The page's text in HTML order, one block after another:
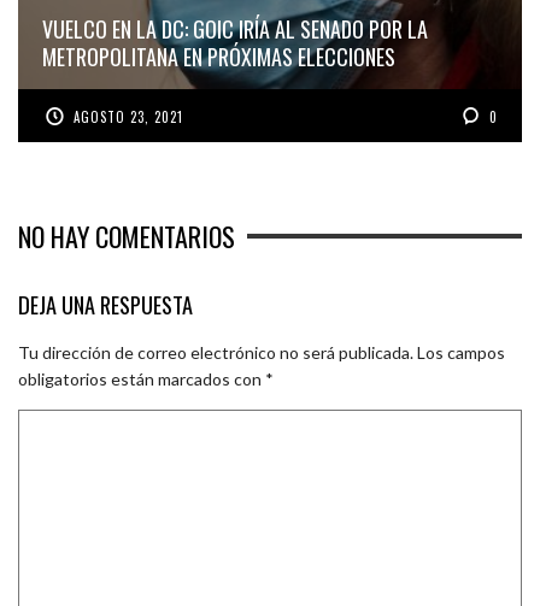
VUELCO EN LA DC: GOIC IRÍA AL SENADO POR LA
METROPOLITANA EN PRÓXIMAS ELECCIONES
AGOSTO 23, 2021 0
NO HAY COMENTARIOS
DEJA UNA RESPUESTA
Tu dirección de correo electrónico no será publicada.Los campos
obligatorios están marcados con *